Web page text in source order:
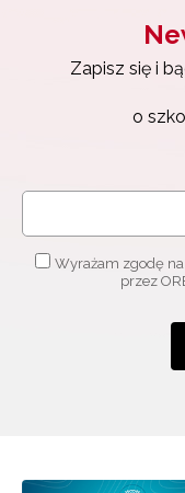
Zapisz się i
o
Wyrażam zgodę
przez